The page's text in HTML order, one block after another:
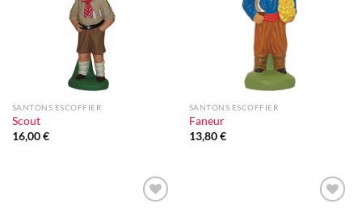
SANTONS ESCOFFIER
Scout
16,00€
SANTONS ESCOFFIER
Faneur
13,80€